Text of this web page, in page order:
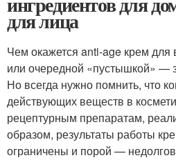
для лица
Чем окажется anti-age крем
или очередной «пустышкой» —
Но всегда нужно помнить, что
действующих веществ в
рецептурным препаратам,
образом, результаты работы
ограничены и порой —